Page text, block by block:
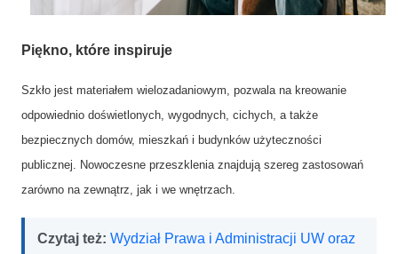
Piękno, które inspiruje
Szkło jest materiałem wielozadaniowym, pozwala na kreowanie
odpowiednio doświetlonych, wygodnych, cichych, a także
bezpiecznych domów, mieszkań i budynków użyteczności
publicznej. Nowoczesne przeszklenia znajdują szereg zastosowań
zarówno na zewnątrz, jak i we wnętrzach.
Czytaj też: Wydział Prawa i Administracji UW oraz